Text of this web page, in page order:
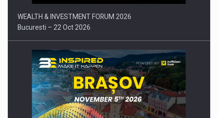
WEALTH & INVESTMENT FORUM 2026
Bucuresti – 22 Oct 2026